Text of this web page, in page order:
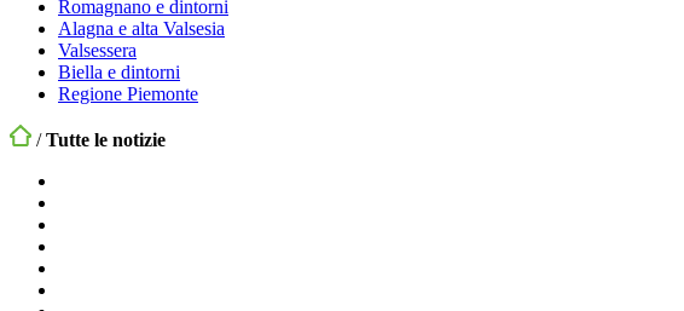
Romagnano e dintorni
Alagna e alta Valsesia
Valsessera
Biella e dintorni
Regione Piemonte
/Tutte le notizie